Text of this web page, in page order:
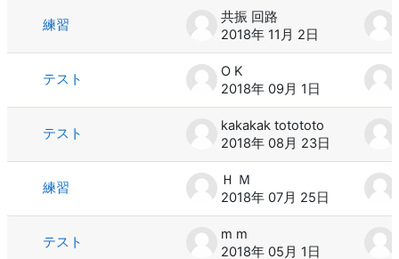
練習
共振 回路
2018年 11月 2日
テスト
O K
2018年 09月 1日
テスト
kakakak totototo
2018年 08月 23日
練習
Ｈ Ｍ
2018年 07月 25日
テスト
m m
2018年 05月 1日